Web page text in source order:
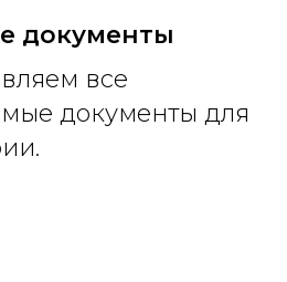
документы
все
документы для